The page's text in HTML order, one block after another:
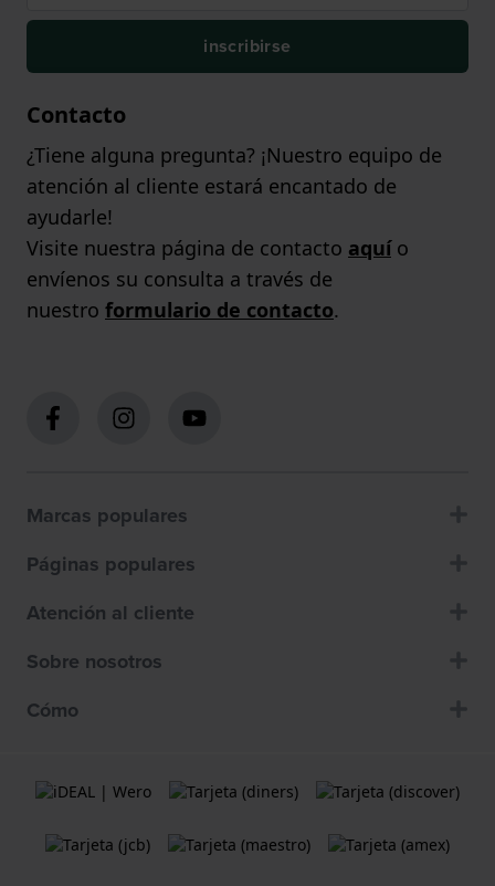
inscribirse
Contacto
¿Tiene alguna pregunta? ¡Nuestro equipo de
atención al cliente estará encantado de
ayudarle!
Visite nuestra página de contacto aquío
envíenos su consulta a través de
nuestro formulario de contacto.
Marcas populares
Páginas populares
Atención al cliente
Sobre nosotros
Cómo